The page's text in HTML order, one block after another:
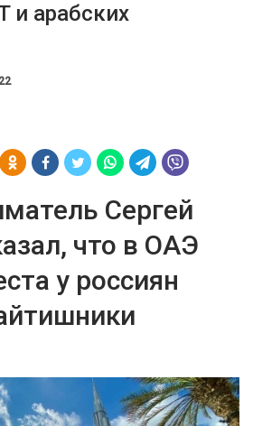
и арабских
Сергей
что в ОАЭ
у россиян